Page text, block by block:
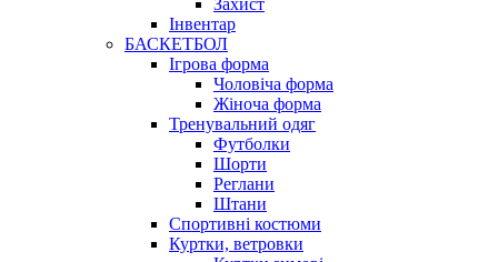
Захист
Інвентар
БАСКЕТБОЛ
Ігрова форма
Чоловіча форма
Жіноча форма
Тренувальний одяг
Футболки
Шорти
Реглани
Штани
Спортивні костюми
Куртки, ветровки